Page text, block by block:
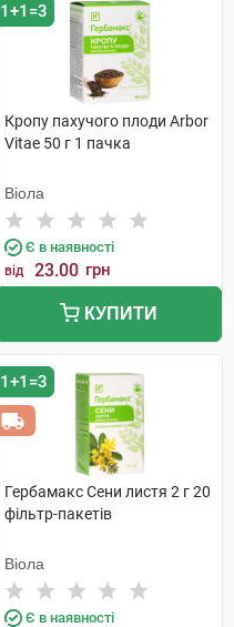
1+1=3
Кропу пахучого плоди Arbor
Vitae 50 г 1 пачка
Віола
Є в наявності
від 23.00 грн
КУПИТИ
1+1=3
Гербамакс Сени листя 2 г 20
фільтр-пакетів
Віола
Є в наявності